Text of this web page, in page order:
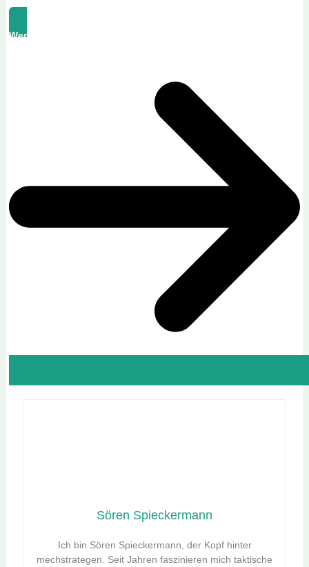
Werde Unterstützer
Sören Spieckermann
Ich bin Sören Spieckermann, der Kopf hinter
mechstrategen. Seit Jahren faszinieren mich taktische